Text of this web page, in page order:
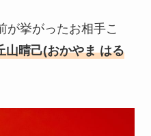
ンと旦那・太田光る
馴れ初め！夫の会社
で宗教結婚！不倫で
が挙がったお相手こ
山晴己(おかやま はる